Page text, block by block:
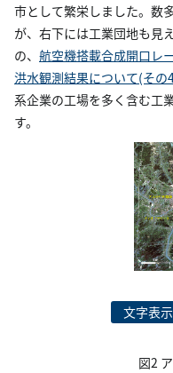
市として繁栄しました。数
が、右下には工業団地も見
の、 航空機搭載合成開口レ
洪水観測結果について(その
系企業の工場を多く含む工
す。
文字表示
図2